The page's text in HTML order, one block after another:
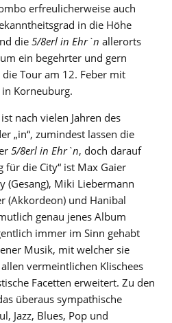
erfreulicherweise auch
in die Höhe
die 5/8erl in Ehr`n allerorts
ein begehrter und gern
die Tour am 12. Feber mit
Korneuburg.
nach vielen Jahren des
„in“, zumindest lassen die
5/8erl in Ehr`n, doch darauf
für die City“ ist Max Gaier
(Gesang), Miki Liebermann
(Akkordeon) und Hanibal
genau jenes Album
immer im Sinn gehabt
Musik, mit welcher sie
vermeintlichen Klischees
Facetten erweitert. Zu den
überaus sympathische
Jazz, Blues, Pop und